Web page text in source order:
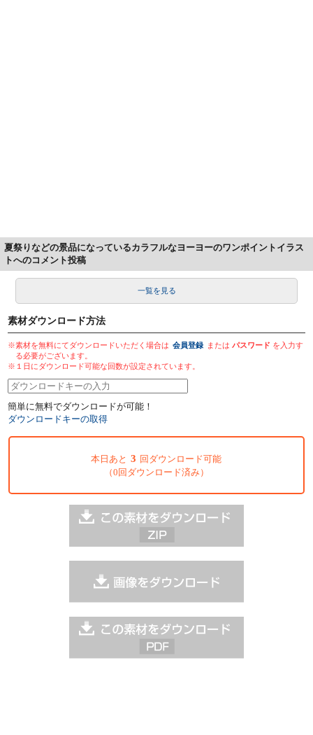
夏祭りなどの景品になっているカラフルなヨーヨーのワンポイントイラス
トへのコメント投稿
一覧を見る
素材ダウンロード方法
※素材を無料にてダウンロードいただく場合は 会員登録 またはパスワード を入力す
る必要がございます。
※１日にダウンロード可能な回数が設定されています。
簡単に無料でダウンロードが可能！
ダウンロードキーの取得
本日あと 3 回ダウンロード可能
（0回ダウンロード済み）